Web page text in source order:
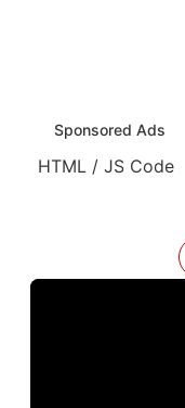
Sponsored Ads
HTML / JS Code